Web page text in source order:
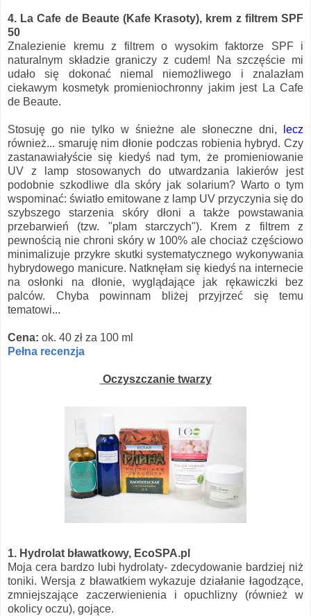
4. La Cafe de Beaute (Kafe Krasoty), krem z filtrem SPF
50
Znalezienie kremu z filtrem o wysokim faktorze SPF i
naturalnym składzie graniczy z cudem! Na szczęście mi
udało się dokonać niemal niemożliwego i znalazłam
ciekawym kosmetyk promieniochronny jakim jest La Cafe
de Beaute.
Stosuję go nie tylko w śnieżne ale słoneczne dni,
lecz
również... smaruję nim dłonie podczas robienia hybryd. Czy
zastanawiałyście się kiedyś nad tym, że promieniowanie
UV z lamp stosowanych do utwardzania lakierów jest
podobnie szkodliwe dla skóry jak solarium? Warto o tym
wspominać: światło emitowane z lamp UV przyczynia się do
szybszego starzenia skóry dłoni a także powstawania
przebarwień (tzw. "plam starczych"). Krem z filtrem z
pewnością nie chroni skóry w 100% ale chociaż częściowo
minimalizuje przykre skutki systematycznego wykonywania
hybrydowego manicure. Natknęłam się kiedyś na internecie
na osłonki na dłonie, wyglądające jak rękawiczki bez
palców. Chyba powinnam bliżej przyjrzeć się temu
tematowi...
Cena: ok. 40 zł za 100 ml
Pełna recenzja
Oczyszczanie twarzy
1. Hydrolat bławatkowy, EcoSPA.pl
Moja cera bardzo lubi hydrolaty- zdecydowanie bardziej niż
toniki. Wersja z bławatkiem wykazuje działanie łagodzące,
zmniejszające zaczerwienienia i opuchlizny (również w
okolicy oczu), gojące.